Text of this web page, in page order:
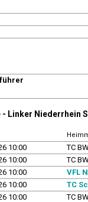
Linker Niederrhein
10:00
TC
10:00
TC
10:00
VFL
10:00
TC
10:00
TC